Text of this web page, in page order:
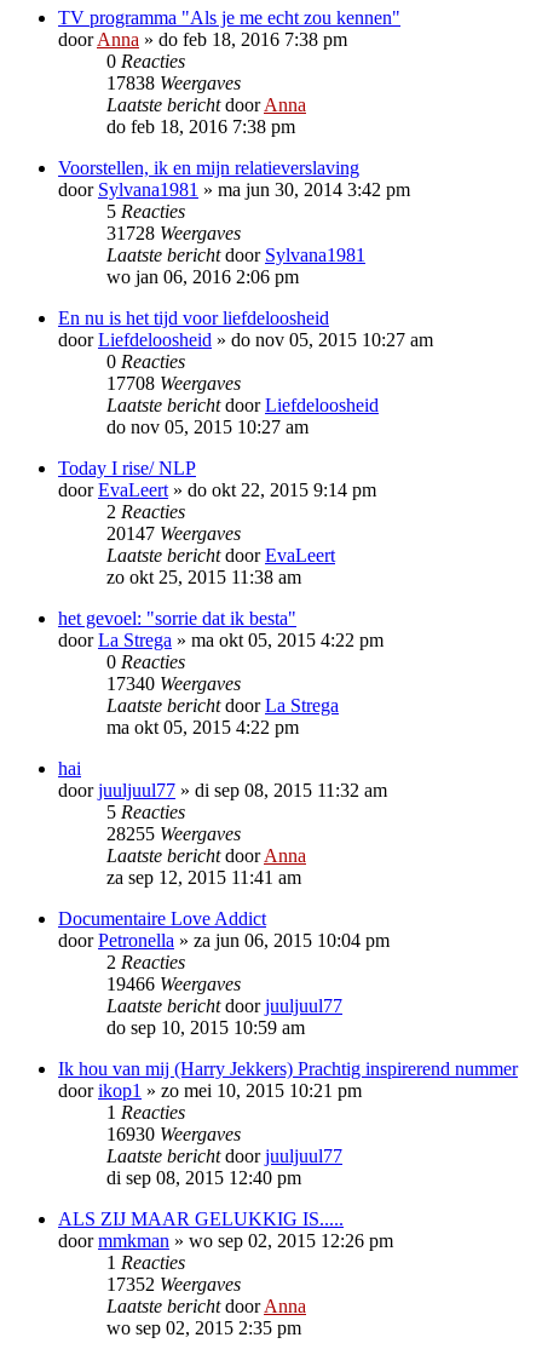
TV programma "Als je me echt zou kennen"
doorAnna » do feb 18, 2016 7:38 pm
0 Reacties
17838 Weergaves
Laatste berichtdoorAnna
do feb 18, 2016 7:38 pm
Voorstellen, ik en mijn relatieverslaving
door Sylvana1981 » ma jun 30, 2014 3:42 pm
5 Reacties
31728 Weergaves
Laatste berichtdoor Sylvana1981
wo jan 06, 2016 2:06 pm
En nu is het tijd voor liefdeloosheid
doorLiefdeloosheid » do nov 05, 2015 10:27 am
0 Reacties
17708 Weergaves
Laatste berichtdoorLiefdeloosheid
do nov 05, 2015 10:27 am
Today I rise/ NLP
doorEvaLeert » do okt 22, 2015 9:14 pm
2 Reacties
20147 Weergaves
Laatste berichtdoorEvaLeert
zo okt 25, 2015 11:38 am
het gevoel: "sorrie dat ik besta"
doorLa Strega » ma okt 05, 2015 4:22 pm
0 Reacties
17340 Weergaves
Laatste berichtdoorLa Strega
ma okt 05, 2015 4:22 pm
hai
doorjuuljuul77 » di sep 08, 2015 11:32 am
5 Reacties
28255 Weergaves
Laatste berichtdoorAnna
za sep 12, 2015 11:41 am
Documentaire Love Addict
doorPetronella » za jun 06, 2015 10:04 pm
2 Reacties
19466 Weergaves
Laatste berichtdoorjuuljuul77
do sep 10, 2015 10:59 am
Ik hou van mij (Harry Jekkers) Prachtig inspirerend nummer
doorikop1 » zo mei 10, 2015 10:21 pm
1 Reacties
16930 Weergaves
Laatste berichtdoorjuuljuul77
di sep 08, 2015 12:40 pm
ALS ZIJ MAAR GELUKKIG IS.....
doormmkman » wo sep 02, 2015 12:26 pm
1 Reacties
17352 Weergaves
Laatste berichtdoorAnna
wo sep 02, 2015 2:35 pm